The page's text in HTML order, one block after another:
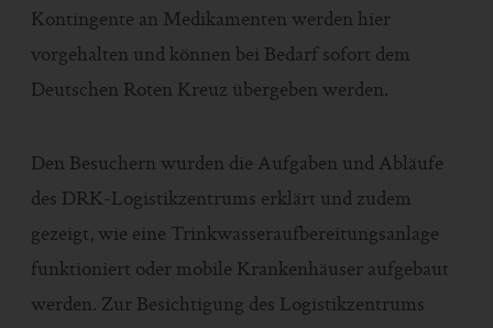
Kontingente an Medikamenten werden hier
vorgehalten und können bei Bedarf sofort dem
Deutschen Roten Kreuz übergeben werden.
Den Besuchern wurden die Aufgaben und Abläufe
des DRK-Logistikzentrums erklärt und zudem
gezeigt, wie eine Trinkwasseraufbereitungsanlage
funktioniert oder mobile Krankenhäuser aufgebaut
werden. Zur Besichtigung des Logistikzentrums